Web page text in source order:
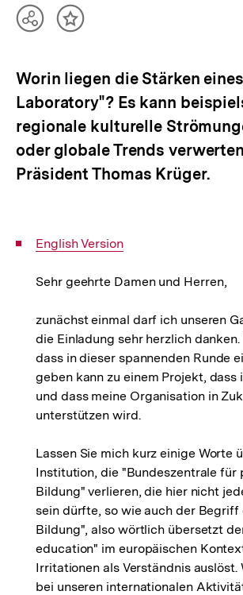
TeilenInhalt
Worin liegen die Stärken
Laboratory"? Es kann
regionale kulturelle
oder globale Trends
Präsident Thomas Krüger.
Interner
English Version
Sehr geehrte Damen und Herren,
zunächst einmal darf ich unseren
die Einladung sehr herzlich
dass in dieser spannenden Runde
geben kann zu einem Projekt, dass
und dass meine Organisation in
unterstützen wird.
Lassen Sie mich kurz einige Worte
Institution, die "Bundeszentrale für
Bildung" verlieren, die hier nicht
sein dürfte, so wie auch der
Bildung", also wörtlich übersetzt
education" im europäischen
Irritationen als Verständnis auslöst.
bei unseren internationalen